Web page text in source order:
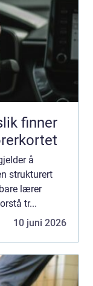
å
strukturert
lærer
tr...
10 juni 2026